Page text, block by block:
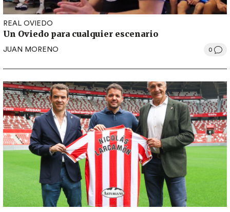
REAL OVIEDO
Un Oviedo para cualquier escenario
JUAN MORENO 0